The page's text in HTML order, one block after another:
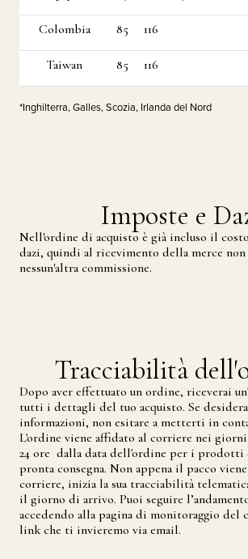
Colombia 85 116
Taiwan 85 116
*Inghilterra, Galles, Scozia, Irlanda del Nord
Imposte e
Nell′ordine di acquisto è già incluso il
dazi, quindi al ricevimento della merce non
nessun′altra commissione.
Tracciabilità
Dopo aver effettuato un ordine, riceverai
tutti i dettagli del tuo acquisto. Se
informazioni, non esitare a metterti in
L'ordine viene affidato al corriere nei
24 ore dalla data dell'ordine per i
pronta consegna. Non appena il pacco
corriere, inizia la sua tracciabilità
il giorno di arrivo. Puoi seguire
accedendo alla pagina di monitoraggio
link che ti invieremo via email.